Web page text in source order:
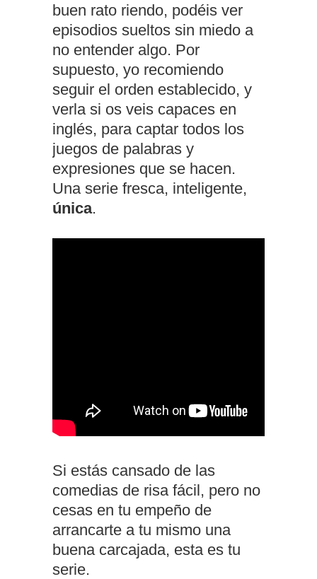
buen rato riendo, podéis ver
episodios sueltos sin miedo a
no entender algo. Por
supuesto, yo recomiendo
seguir el orden establecido, y
verla si os veis capaces en
inglés, para captar todos los
juegos de palabras y
expresiones que se hacen.
Una serie fresca, inteligente,
única.
Si estás cansado de las
comedias de risa fácil, pero no
cesas en tu empeño de
arrancarte a tu mismo una
buena carcajada, esta es tu
serie.